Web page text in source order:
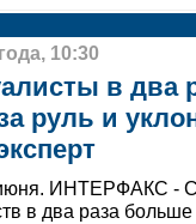
10:30
в два
руль и
ИНТЕРФАКС -
в два раза больше